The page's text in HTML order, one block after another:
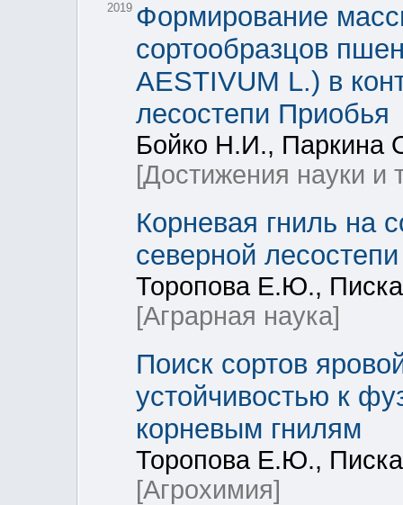
2019 Формирование
сортообразцов
AESTIVUM L.) в
лесостепи Приобья
Бойко Н.И., Паркина
[Достижения науки и
Корневая гниль на
северной
Торопова Е.Ю.,
[Аграрная наука]
Поиск сортов
устойчивостью к
корневым гнилям
Торопова Е.Ю.,
[Агрохимия]